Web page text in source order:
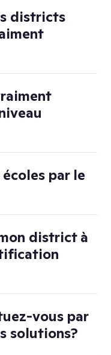
districts
par le
district à
vous par
solutions?